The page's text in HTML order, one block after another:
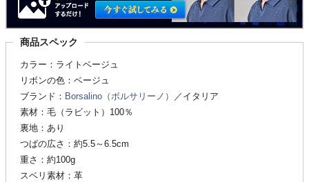
商品スペック
カラー：ライトベージュ
リボンの色：ベージュ
ブランド： Borsalino（ボルサリーノ）
／イタリア
素材：毛（ラビット）100％
裏地：あり
つばの広さ：約5.5～6.5cm
重さ：約100g
スベリ素材：革